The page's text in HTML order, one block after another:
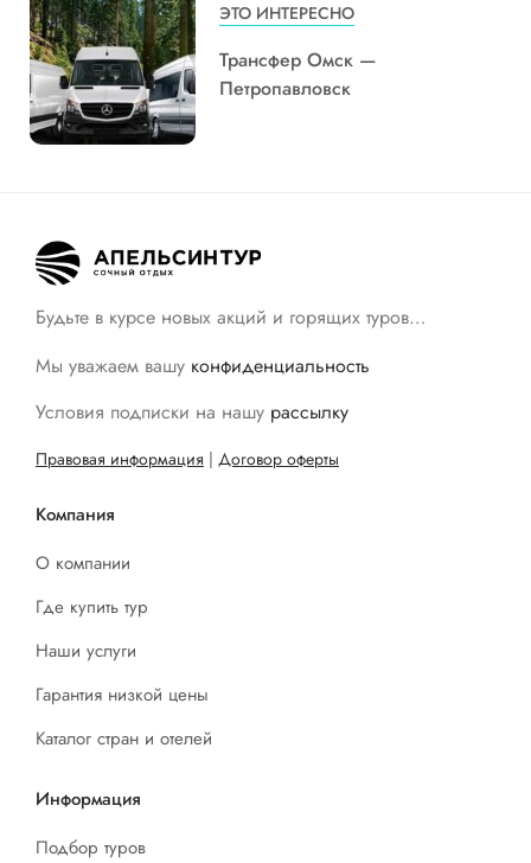
ЭТО ИНТЕРЕСНО
Трансфер Омск —
Петропавловск
Будьте в курсе новых акций и горящих туров…
Мы уважаем вашу конфиденциальность
Условия подписки на нашу рассылку
Правовая информация | Договор оферты
Компания
О компании
Где купить тур
Наши услуги
Гарантия низкой цены
Каталог стран и отелей
Информация
Подбор туров